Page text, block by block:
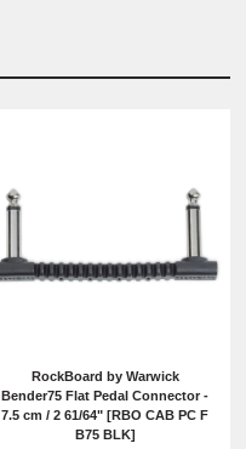
RockBoard by Warwick
Bender75 Flat Pedal Connector -
7.5 cm / 2 61/64" [RBO CAB PC F
B75 BLK]